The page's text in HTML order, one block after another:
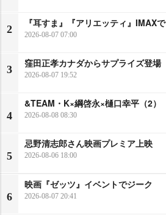
2
『耳すま』『アリエッティ』IMAXで
2026-08-07 07:00
3
窪田正孝カナダからサプライズ登場
2026-08-07 19:52
4
&TEAM・K×綱啓永×樋口幸平（2）
2026-08-08 08:30
5
忌野清志郎さん映画プレミア上映
2026-08-06 18:00
6
映画『ゼッツ』イベントでジーク
2026-08-07 20:41